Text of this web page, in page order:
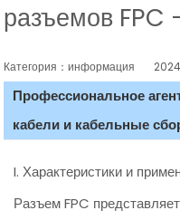
разъемов FPC
Категория：информация
Профессиональное
кабели и кабельные
I. Характеристики и
Разъем FPC